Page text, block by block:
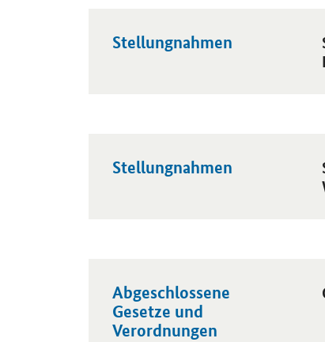
Stellungnahmen
Stellungnahmen
Abgeschlossene
Gesetze und
Verordnungen